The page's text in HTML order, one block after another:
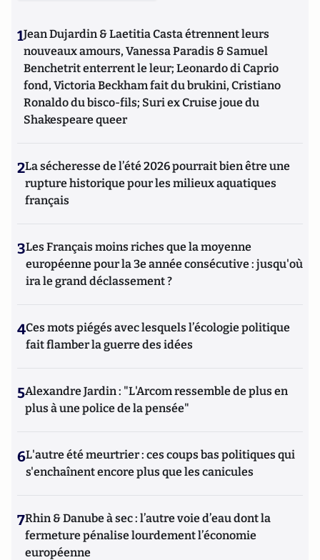
1Jean Dujardin & Laetitia Casta étrennent leurs
nouveaux amours, Vanessa Paradis & Samuel
Benchetrit enterrent le leur; Leonardo di Caprio
fond, Victoria Beckham fait du brukini, Cristiano
Ronaldo du bisco-fils; Suri ex Cruise joue du
Shakespeare queer
2La sécheresse de l’été 2026 pourrait bien être une
rupture historique pour les milieux aquatiques
français
3Les Français moins riches que la moyenne
européenne pour la 3e année consécutive : jusqu'où
ira le grand déclassement ?
4Ces mots piégés avec lesquels l’écologie politique
fait flamber la guerre des idées
5Alexandre Jardin : "L'Arcom ressemble de plus en
plus à une police de la pensée"
6L'autre été meurtrier : ces coups bas politiques qui
s'enchaînent encore plus que les canicules
7Rhin & Danube à sec : l’autre voie d’eau dont la
fermeture pénalise lourdement l’économie
européenne